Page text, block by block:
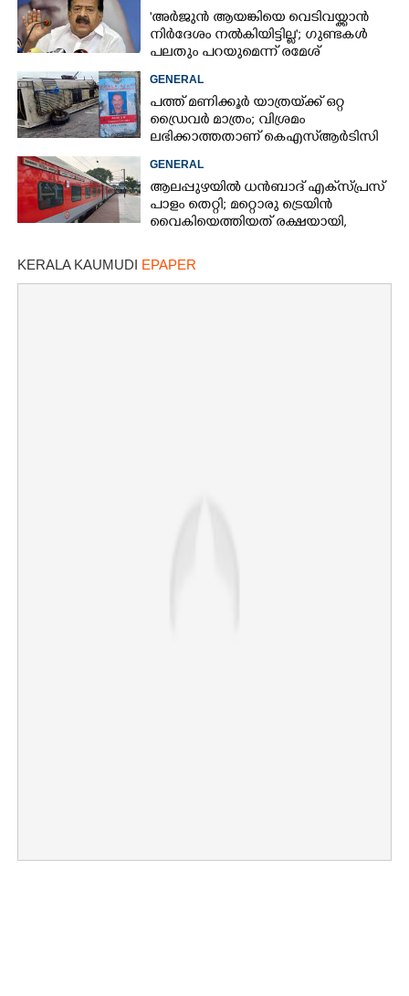
'അർജുൻ ആയങ്കിയെ വെടിവയ്ക്കാൻ
നിർദേശം നൽകിയിട്ടില്ല'; ഗുണ്ടകൾ
പലതും പറയുമെന്ന് രമേശ്
ചെന്നിത്തല
GENERAL
പത്ത് മണിക്കൂർ യാത്രയ്‌ക്ക് ഒറ്റ
ഡ്രൈവർ മാത്രം; വിശ്രമം
ലഭിക്കാത്തതാണ് കെഎസ്‌ആർടിസി
അപകടത്തിന് കാരണമെന്ന്
വിമർശനം
GENERAL
ആലപ്പുഴയിൽ ധൻബാദ് എക്‌സ്പ്രസ്
പാളം തെറ്റി; മറ്റൊരു ട്രെയിൻ
വൈകിയെത്തിയത് രക്ഷയായി,
KERALA KAUMUDI EPAPER